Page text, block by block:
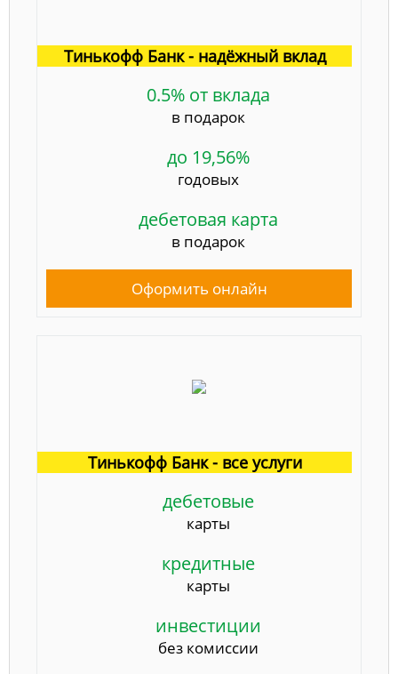
Тинькофф Банк - надёжный вклад
0.5% от вклада
в подарок
до 19,56%
годовых
дебетовая карта
в подарок
Оформить онлайн
Тинькофф Банк - все услуги
дебетовые
карты
кредитные
карты
инвестиции
без комиссии